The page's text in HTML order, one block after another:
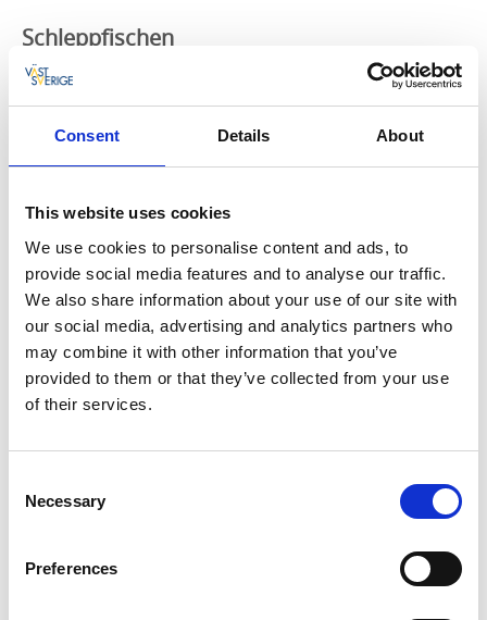
Consent Details About
This website uses cookies
We use cookies to personalise content and ads, to
provide social media features and to analyse our traffic.
We also share information about your use of our site with
our social media, advertising and analytics partners who
may combine it with other information that you’ve
provided to them or that they’ve collected from your use
of their services.
Selection
Necessary
Preferences
Schleppfischen
Trolling ist eine gewöhnliche Angelmethode im
Fiskelandgebiet um die großen pelagischen Hechte zu
fangen. Eine gute Trollingausrüstung ist ungefähr wie
Effekt ist eine gleichmäßigere Rutschbremse, und
besser. Dann hat der Sportangler volle Kontrolle über
die Schnurlänge hinterm Boot. Große Wobbler und
große Jiggs sind gut. Heutzutage gibt es auch die
sogenannten „Swimbaits", die oft eine Kombination
von Wobbler und Jigg sind. Achtung! Für Hechte nicht
zu kleine Köder mitnehmen.
erfordert jedoch eine große Portion Geduld. Die
Ausrüstung ist die gleiche wie beim Trolling auf Hecht,
angebracht. Für Forelle und Lachs verwendet man